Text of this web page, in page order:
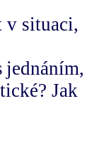
v situaci,
jednáním,
Jak